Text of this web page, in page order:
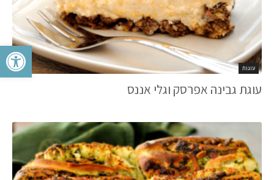
פתח
עוגות
עוגת גבינה אפרסק וגלי אננס